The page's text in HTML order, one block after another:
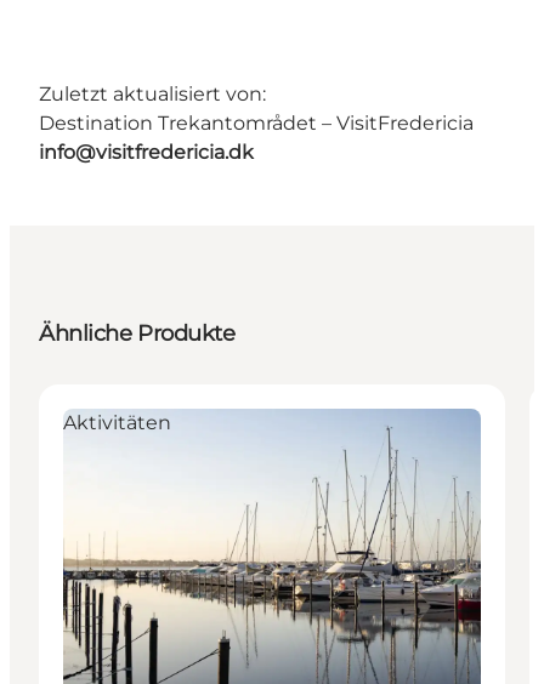
Zuletzt aktualisiert von:
Destination Trekantområdet – VisitFredericia
info@visitfredericia.dk
Ähnliche Produkte
Aktivitäten